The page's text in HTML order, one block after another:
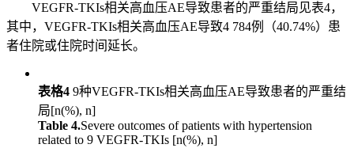
VEGFR-TKIs相关高血压AE导致患者的严重结局见表4，
其中，VEGFR-TKIs相关高血压AE导致4 784例（40.74%）患
者住院或住院时间延长。
表格4 9种VEGFR-TKIs相关高血压AE导致患者的严重结
局[n(%), n]
Table 4.Severe outcomes of patients with hypertension
related to 9 VEGFR-TKIs [n(%), n]